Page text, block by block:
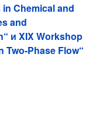
Chemical and
and
и XIX Workshop
Two-Phase Flow“